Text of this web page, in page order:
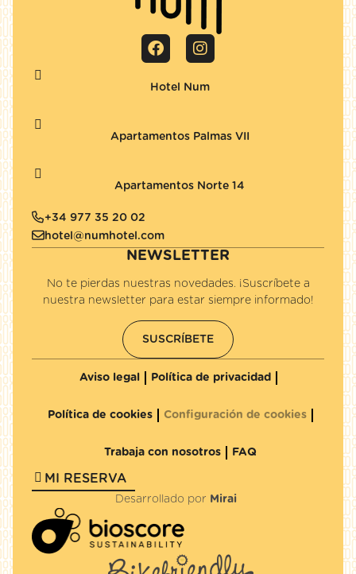
Hotel Num
Apartamentos Palmas VII
Apartamentos Norte 14
+34 977 35 20 02
hotel@numhotel.com
NEWSLETTER
No te pierdas nuestras novedades. ¡Suscríbete a
nuestra newsletter para estar siempre informado!
SUSCRÍBETE
Aviso legal Política de privacidad
Política de cookies Configuración de cookies
Trabaja con nosotros FAQ
MI RESERVA
Desarrollado por Mirai